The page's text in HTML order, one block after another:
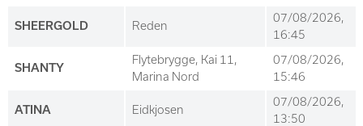
SHEERGOLD Reden
07/08/2026,
16:45
SHANTY
Flytebrygge, Kai 11,
Marina Nord
07/08/2026,
15:46
ATINA Eidkjosen
07/08/2026,
13:50